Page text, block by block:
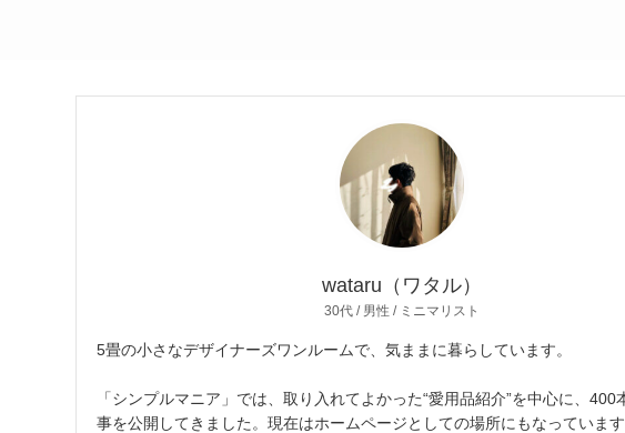
wataru（ワタル）
30代 / 男性 / ミニマリスト
5畳の小さなデザイナーズワンルームで、気ままに暮らしています。
「シンプルマニア」では、取り入れてよかった“愛用品紹介”を中心に、400
事を公開してきました。現在はホームページとしての場所にもなっています